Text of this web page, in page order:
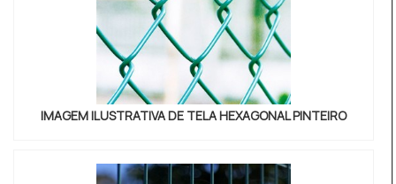
IMAGEM ILUSTRATIVA DE TELA HEXAGONAL PINTEIRO